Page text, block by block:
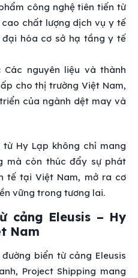
công nghệ tiên tiến từ
chất lượng dịch vụ y tế
hóa cơ sở hạ tầng y tế
Các nguyên liệu và thành
cho thị trường Việt Nam,
của ngành dệt may và
Hy Lạp không chỉ mang
mà còn thúc đẩy sự phát
tế tại Việt Nam, mở ra cơ
vững trong tương lai.
cảng Eleusis – Hy
Nam
biển từ cảng Eleusis
Project Shipping mang